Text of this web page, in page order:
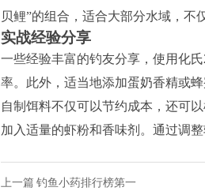
贝鲤”的组合，适合大部分水域，不
实战经验分享
一些经验丰富的钓友分享，使用化
率。此外，适当地添加蛋奶香精或
自制饵料不仅可以节约成本，还可
加入适量的虾粉和香味剂。通过调
上一篇 钓鱼小药排行榜第一